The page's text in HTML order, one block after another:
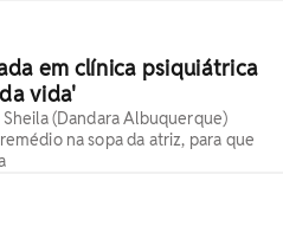
em clínica psiquiátrica
vida'
(Dandara Albuquerque)
na sopa da atriz, para que